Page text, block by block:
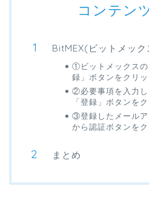
コンテン
BitMEX(ビットメッ
①ビットメックス
録」ボタンをクリ
②必要事項を入力し
「登録」ボタンを
③登録したメール
から認証ボタンを
まとめ